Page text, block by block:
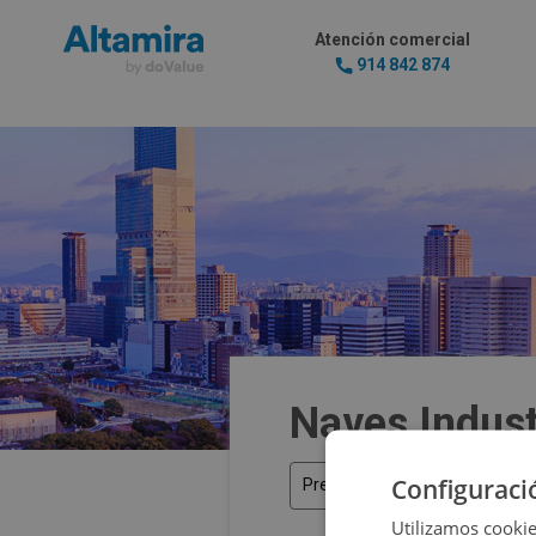
Atención comercial
914 842 874
Naves
Precio
Utilizamos